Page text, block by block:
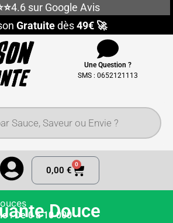
4.6 sur Google Avis
Gratuitedès49€ 🚀
Une Question ?
SMS : 0652121113
0,00 €
0
Douce
: De 0 à 10 000